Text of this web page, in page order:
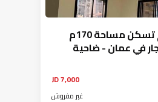
شقة جديدة لم تسكن مساحة 170م
في عمان - ضاحية
7,000 JD
غير مفروش